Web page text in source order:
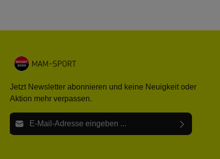
Jetzt Newsletter abonnieren und keine Neuigkeit oder
Aktion mehr verpassen.
E-Mail-Adresse*